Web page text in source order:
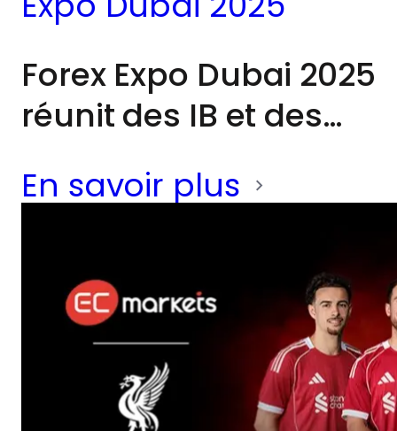
Forex Expo Dubai 2025
réunit des IB et des
entier. EC Markets,
ultime avec Liverpool
FC, et son équipe
mondiale sont
impatients de
En savoir plus